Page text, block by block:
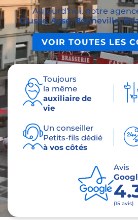
Aujourd'hui, notre
Cluses, Ayse, Bonneville,
VOIR TOUTES LES
Toujours
la même
auxiliaire de
vie
Un conseiller
Petits-fils dédié
à vos côtés
Avis
(15 avis)